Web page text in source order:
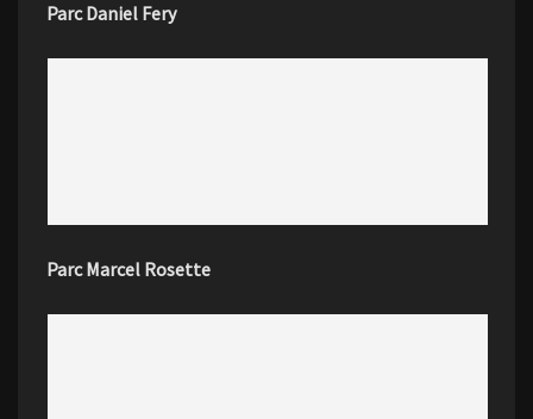
Parc Daniel Fery
Parc Marcel Rosette